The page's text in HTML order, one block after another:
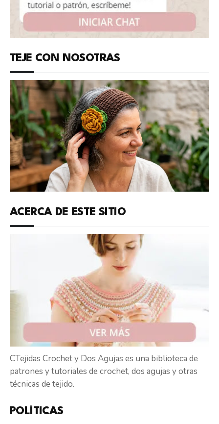
TEJE CON NOSOTRAS
ACERCA DE ESTE SITIO
CTejidas Crochet y Dos Agujas es una biblioteca de
patrones y tutoriales de crochet, dos agujas y otras
técnicas de tejido.
POLÍTICAS